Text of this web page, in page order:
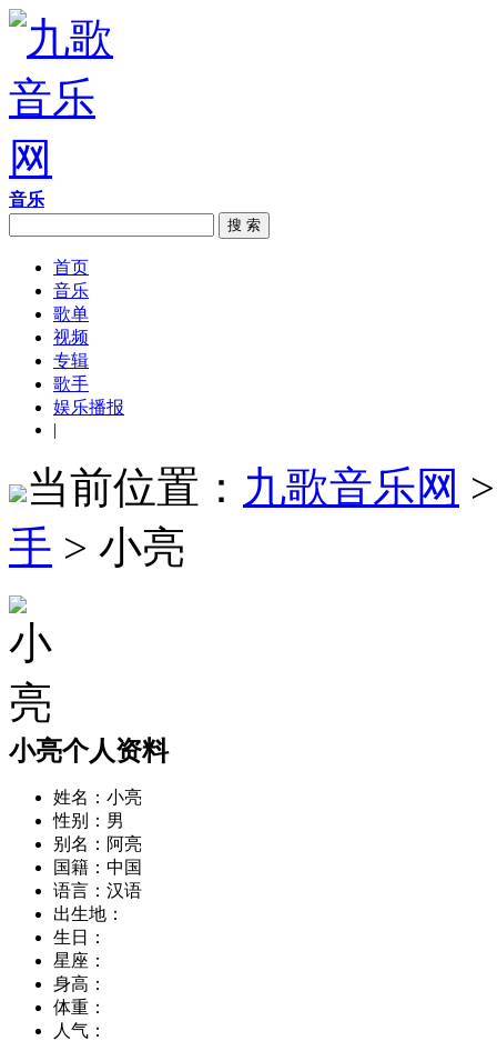
音乐
搜 索
首页
音乐
歌单
视频
专辑
歌手
娱乐播报
|
当前位置： 九歌音乐网
手 > 小亮
小亮个人资料
姓名： 小亮
性别： 男
别名： 阿亮
国籍： 中国
语言： 汉语
出生地：
生日：
星座：
身高：
体重：
人气：